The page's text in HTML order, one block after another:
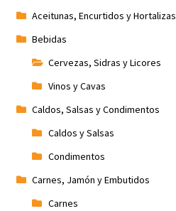
Aceitunas, Encurtidos y Hortalizas
Bebidas
Cervezas, Sidras y Licores
Vinos y Cavas
Caldos, Salsas y Condimentos
Caldos y Salsas
Condimentos
Carnes, Jamón y Embutidos
Carnes